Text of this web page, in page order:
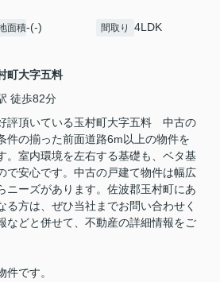
面積-(-) 間取り 4LDK
町大字五料
徒歩82分
評頂いている玉村町大字五料 中古の
件の揃った前面道路6m以上の物件を
。室内環境を左右する基礎も、ベタ基
で安心です。中古の戸建て物件は幅広
ニーズがあります。佐波郡玉村町にあ
る方は、ぜひ当社までお問い合わせく
などと併せて、不動産の詳細情報をご
件です。